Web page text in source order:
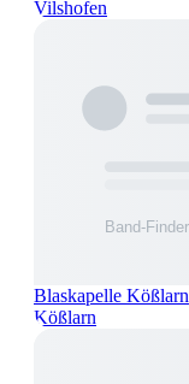
Vilshofen
Blaskapelle Kößlarn
Kößlarn